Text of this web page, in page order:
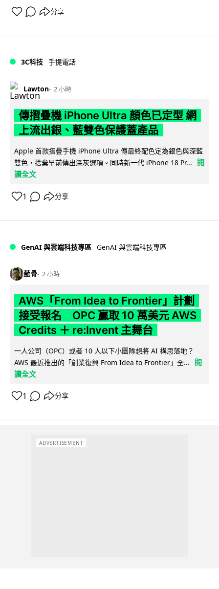
分享
3C科技 手提電話
Lawton 2 小時
傳摺疊機 iPhone Ultra 顏色已定型 網
上流出銀、藍雙色保護蓋產品
Apple 首款摺疊手機 iPhone Ultra 傳最終配色定為銀色與深藍
雙色，捨棄早前傳出深灰選項。同時新一代 iPhone 18 Pr...
閱
讀全文
1 分享
GenAI 與雲端科技專區 GenAI 與雲端科技專區
藍骨 2 小時
AWS「From Idea to Frontier」計劃
接受報名 OPC 贏取 10 萬美元 AWS
Credits ＋ re:Invent 主舞台
一人公司（OPC）或者 10 人以下小團隊想將 AI 構思落地？
AWS 最近推出的「創業復興 From Idea to Frontier」全...
閱
讀全文
1 分享
ADVERTISEMENT